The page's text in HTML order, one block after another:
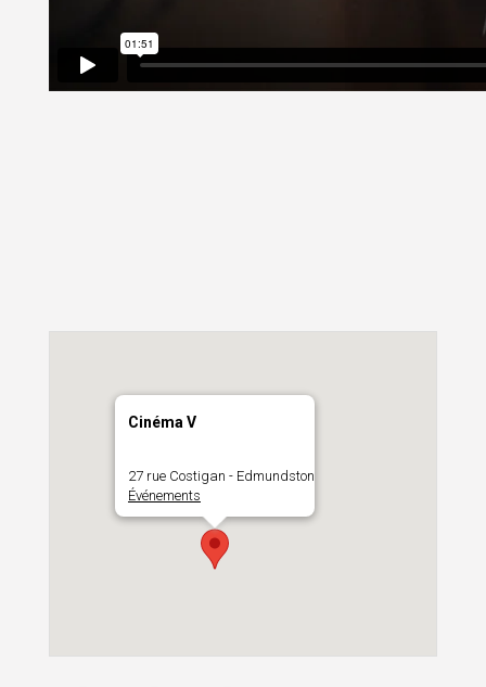
Cinéma V
27 rue Costigan - Edmundston
Événements